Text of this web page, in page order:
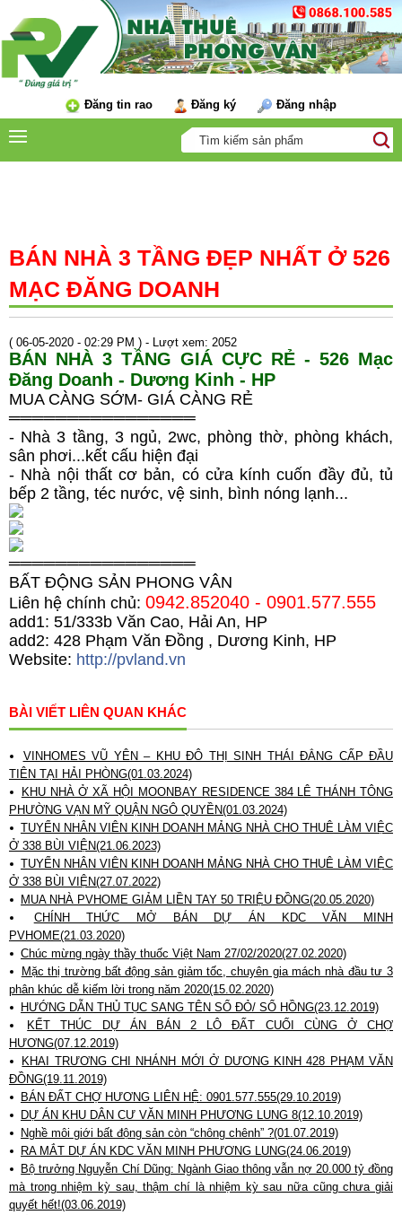
Đăng tin rao Đăng ký Đăng nhập
BÁN NHÀ 3 TẦNG ĐẸP NHẤT Ở 526
MẠC ĐĂNG DOANH
( 06-05-2020 - 02:29 PM ) - Lượt xem: 2052
BÁN NHÀ 3 TẦNG GIÁ CỰC RẺ - 526 Mạc
Đăng Doanh - Dương Kinh - HP
MUA CÀNG SỚM- GIÁ CÀNG RẺ
════════════════
- Nhà 3 tầng, 3 ngủ, 2wc, phòng thờ, phòng khách,
sân phơi...kết cấu hiện đại
- Nhà nội thất cơ bản, có cửa kính cuốn đầy đủ, tủ
bếp 2 tầng, téc nước, vệ sinh, bình nóng lạnh...
════════════════
BẤT ĐỘNG SẢN PHONG VÂN
Liên hệ chính chủ: 0942.852040 - 0901.577.555
add1: 51/333b Văn Cao, Hải An, HP
add2: 428 Phạm Văn Đồng , Dương Kinh, HP
Website: http://pvland.vn
BÀI VIẾT LIÊN QUAN KHÁC
VINHOMES VŨ YÊN – KHU ĐÔ THỊ SINH THÁI ĐẲNG CẤP ĐẦU
TIÊN TẠI HẢI PHÒNG(01.03.2024)
KHU NHÀ Ở XÃ HỘI MOONBAY RESIDENCE 384 LÊ THÁNH TÔNG
PHƯỜNG VẠN MỸ QUẬN NGÔ QUYỀN(01.03.2024)
TUYỂN NHÂN VIÊN KINH DOANH MẢNG NHÀ CHO THUÊ LÀM VIỆC
Ở 338 BÙI VIỆN(21.06.2023)
TUYỂN NHÂN VIÊN KINH DOANH MẢNG NHÀ CHO THUÊ LÀM VIỆC
Ở 338 BÙI VIỆN(27.07.2022)
MUA NHÀ PVHOME GIẢM LIỀN TAY 50 TRIỆU ĐỒNG(20.05.2020)
CHÍNH THỨC MỞ BÁN DỰ ÁN KDC VĂN MINH
PVHOME(21.03.2020)
Chúc mừng ngày thầy thuốc Việt Nam 27/02/2020(27.02.2020)
Mặc thị trường bất động sản giảm tốc, chuyên gia mách nhà đầu tư 3
phân khúc dễ kiếm lời trong năm 2020(15.02.2020)
HƯỚNG DẪN THỦ TỤC SANG TÊN SỔ ĐỎ/ SỔ HỒNG(23.12.2019)
KẾT THÚC DỰ ÁN BÁN 2 LÔ ĐẤT CUỐI CÙNG Ở CHỢ
HƯƠNG(07.12.2019)
KHAI TRƯƠNG CHI NHÁNH MỚI Ở DƯƠNG KINH 428 PHẠM VĂN
ĐỒNG(19.11.2019)
BÁN ĐẤT CHỢ HƯƠNG LIÊN HỆ: 0901.577.555(29.10.2019)
DỰ ÁN KHU DÂN CƯ VĂN MINH PHƯƠNG LUNG 8(12.10.2019)
Nghề môi giới bất động sản còn “chông chênh” ?(01.07.2019)
RA MẮT DỰ ÁN KDC VĂN MINH PHƯƠNG LUNG(24.06.2019)
Bộ trưởng Nguyễn Chí Dũng: Ngành Giao thông vẫn nợ 20.000 tỷ đồng
mà trong nhiệm kỳ sau, thậm chí là nhiệm kỳ sau nữa cũng chưa giải
quyết hết!(03.06.2019)